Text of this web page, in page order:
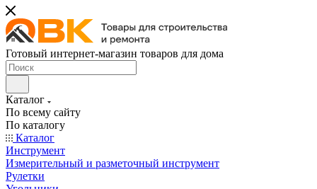
Готовый интернет-магазин товаров для дома
Каталог
По всему сайту
По каталогу
Каталог
Инструмент
Измерительный и разметочный инструмент
Рулетки